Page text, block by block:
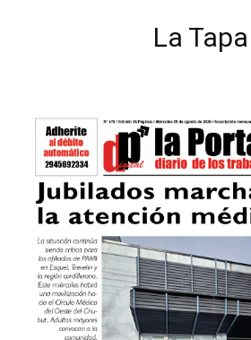
La Tapa